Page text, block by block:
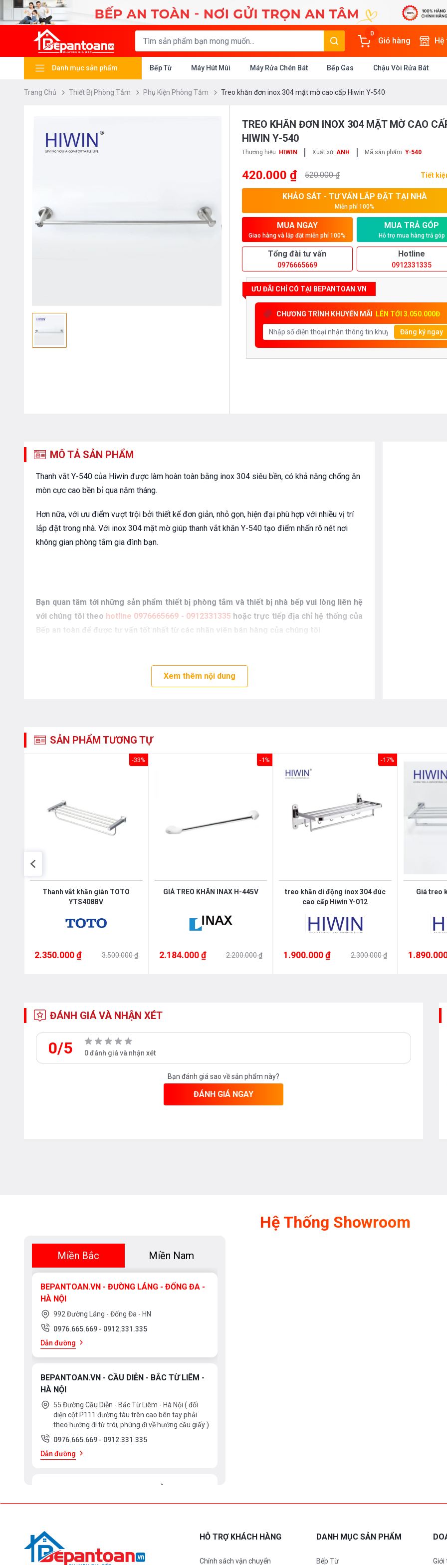
0
Giỏ hàng
Danh mục sản phẩm Bếp Từ Máy Hút Mùi Máy Rửa Chén Bát Bếp Gas Chậu Vòi Rửa Bát
Trang Chủ Thiết Bị Phòng Tắm Phụ Kiện Phòng Tắm Treo khăn đơn inox 304 mặt mờ cao cấp Hiwin Y-540
TREO KHĂN ĐƠN INOX 304 MẶT MỜ CAO
HIWIN Y-540
Thương hiệu HIWIN | Xuất xứ ANH | Mã sản phẩm Y-540
420.000 ₫ 520.000 ₫ Tiết
KHẢO SÁT - TƯ VẤN LẮP ĐẶT TẠI NHÀ
Miễn phí 100%
MUA NGAY
Giao hàng và lắp đặt miễn phí 100%
MUA TRẢ GÓP
Hỗ trợ mua hàng trả góp
Tổng đài tư vấn
0976665669
Hotline
0912331335
ƯU ĐÃI CHỈ CÓ TẠI BEPANTOAN.VN
CHƯƠNG TRÌNH KHUYẾN MÃI LÊN TỚI 3.050.000Đ
Đăng ký ngay
MÔ TẢ SẢN PHẨM
Thanh vắt Y-540 của Hiwin được làm hoàn toàn bằng inox 304 siêu bền, có khả năng chống ăn
mòn cực cao bền bỉ qua năm tháng.
Hơn nữa, với ưu điểm vượt trội bởi thiết kế đơn giản, nhỏ gọn, hiện đại phù hợp với nhiều vị trí
lắp đặt trong nhà. Với inox 304 mặt mờ giúp thanh vắt khăn Y-540 tạo điểm nhấn rõ nét nơi
không gian phòng tắm gia đình bạn.
Bạn quan tâm tới những sản phẩm thiết bị phòng tắm và thiết bị nhà bếp vui lòng liên hệ
với chúng tôi theo hotline 0976665669 - 0912331335 hoặc trực tiếp địa chỉ hệ thống của
Bếp an toàn để được tư vấn tốt nhất từ các nhân viên bán hàng của chúng tôi
Xem thêm nội dung
SẢN PHẨM TƯƠNG TỰ
-33%
Thanh vắt khăn giàn TOTO
YTS408BV
2.350.000 ₫ 3.500.000 ₫
-1%
GIÁ TREO KHĂN INAX H-445V
2.184.000 ₫ 2.200.000 ₫
-17%
treo khăn di động inox 304 đúc
cao cấp Hiwin Y-012
1.900.000 ₫ 2.300.000 ₫
ĐÁNH GIÁ VÀ NHẬN XÉT
0/5 0 đánh giá và nhận xét
Bạn đánh giá sao về sản phẩm này?
ĐÁNH GIÁ NGAY
Hệ Thống Showroom
Miền Bắc Miền Nam
BEPANTOAN.VN - ĐƯỜNG LÁNG - ĐỐNG ĐA -
HÀ NỘI
992 Đường Láng - Đống Đa - HN
0976.665.669 - 0912.331.335
Dẫn đường
BEPANTOAN.VN - CẦU DIỄN - BẮC TỪ LIÊM -
HÀ NỘI
55 Đường Cầu Diễn - Bắc Từ Liêm - Hà Nội ( đối
diện cột P111 đường tàu trên cao bên tay phải
theo hướng đi từ trôi, phùng đi về hướng cầu giấy )
0976.665.669 - 0912.331.335
Dẫn đường
BEPANTOAN.VN - ĐẠI LA - HAI BÀ TRƯNG -
Dẫn đường
HỖ TRỢ KHÁCH HÀNG
Chính sách vận chuyển
DANH MỤC SẢN PHẨM
Bếp Từ Giới